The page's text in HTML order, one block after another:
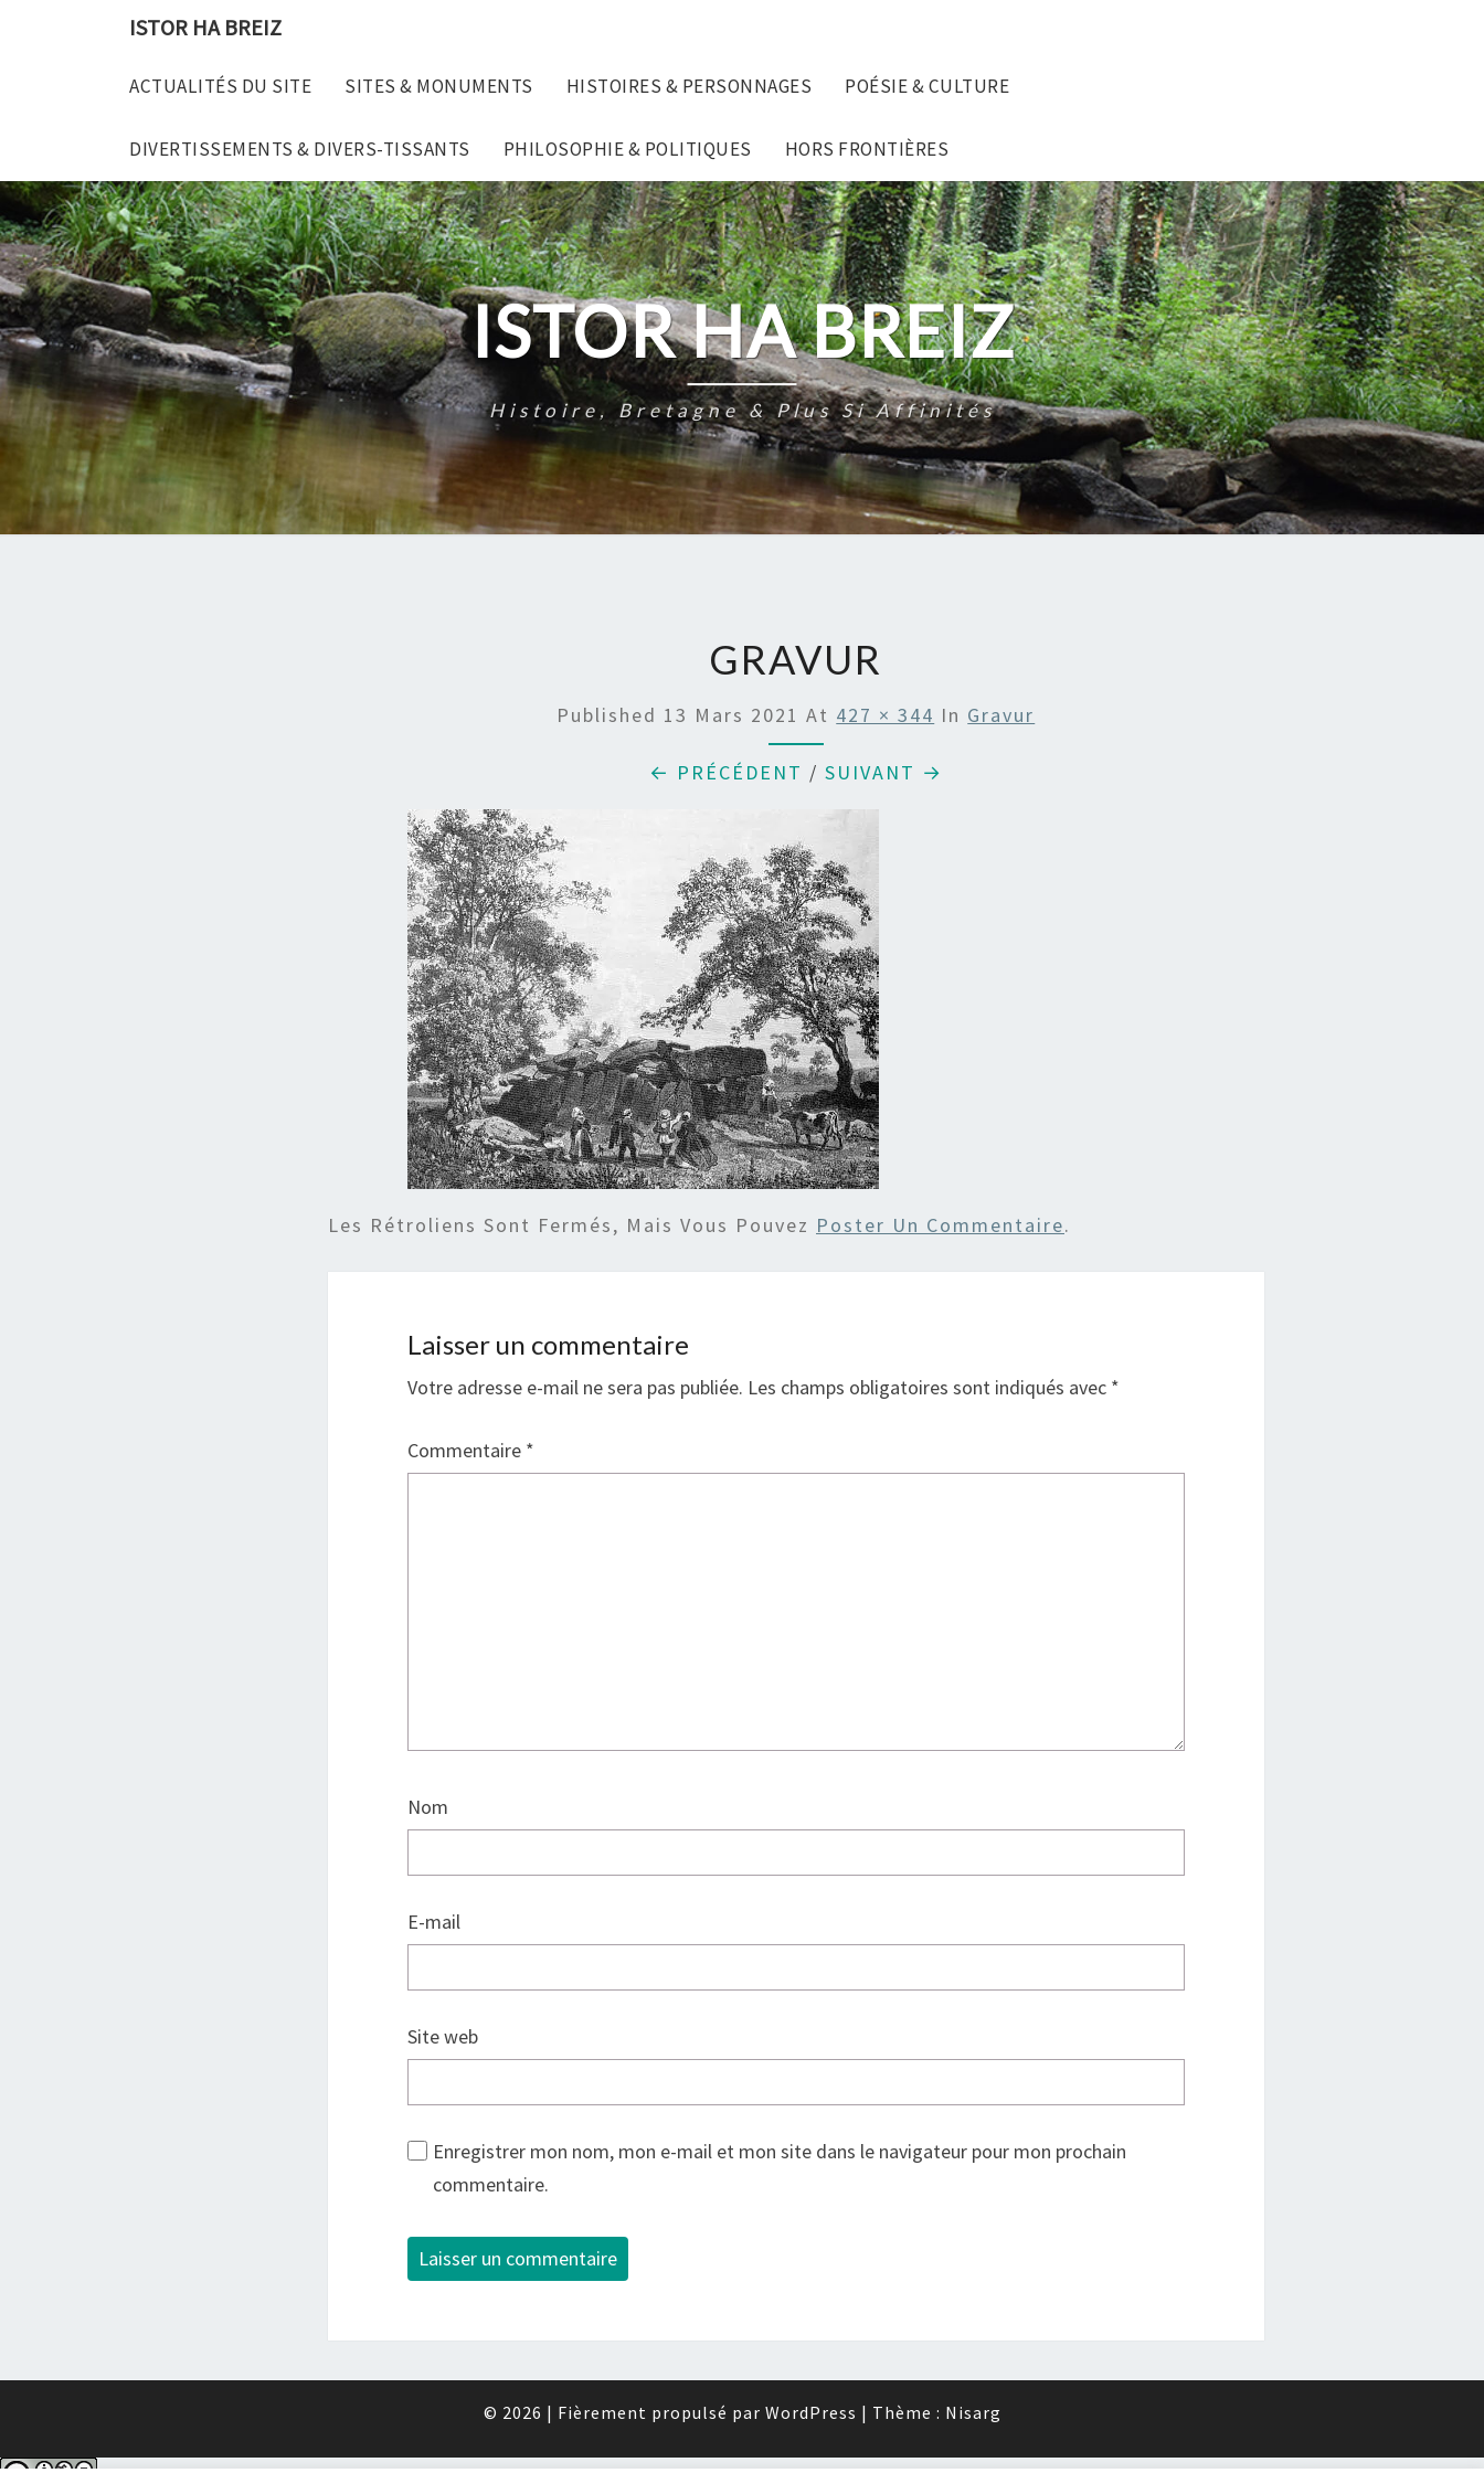
ISTOR HA BREIZ
ACTUALITÉS DU SITE SITES & MONUMENTS HISTOIRES & PERSONNAGES POÉSIE & CULTURE
DIVERTISSEMENTS & DIVERS-TISSANTS PHILOSOPHIE & POLITIQUES HORS FRONTIÈRES
ISTOR HA BREIZ
Histoire, Bretagne & Plus Si Affinités
GRAVUR
Published 13 Mars 2021 At 427 × 344 In Gravur
← PRÉCÉDENT / SUIVANT →
Les Rétroliens Sont Fermés, Mais Vous Pouvez Poster Un Commentaire.
Laisser un commentaire
Votre adresse e-mail ne sera pas publiée. Les champs obligatoires sont indiqués avec *
Commentaire *
Nom
E-mail
Site web
Enregistrer mon nom, mon e-mail et mon site dans le navigateur pour mon prochain
commentaire.
© 2026 | Fièrement propulsé par WordPress | Thème : Nisarg